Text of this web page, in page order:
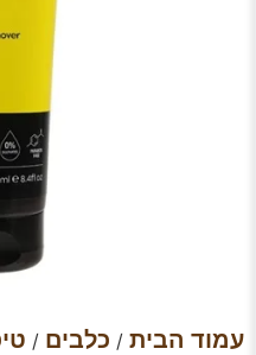
עמוד הבית / כלבים /